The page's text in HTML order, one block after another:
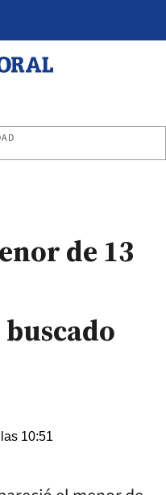
de 13
10:51